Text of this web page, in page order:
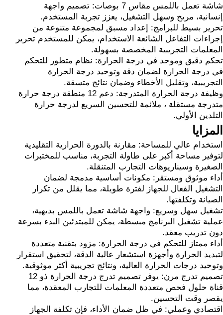
شاشة تعمل باللمس مقاس 7 بوصات: تصميم واجهة
إنسانية، مريح وسهل التشغيل، يعزز تجربة المستخدم.
تحرير بسيط للبرامج: إعداد مسبق لمجموعة متنوعة من
إجراءات التفاعل الشائعة الاستخدام، يمكن للمستخدم تحرير
المعلمات التجريبية المخصصة بسهولة.
تحكم دقيق وموحد في درجة الحرارة: نظام متطور للتحكم
في درجة الحرارة لضمان دقة وتوحيد درجة الحرارة
التجريبية، وتقليل الأخطاء وضمان نتائج متسقة.
وظيفة درجة الحرارة المتدرجة: دعم 12 منطقة درجة حرارة
متدرجة مستقلة ، ملائمة للتحسين السريع لدرجة حرارة
التلدين الأولي.
المزايا
استخدام عالي للمساحة: مقارنة بالدورة الحرارية التقليدية
لتوفير مساحة أكبر على طاولة التجربة، مناسب للمختبرات
الصغيرة وسيناريوهات التجارب المتنقلة.
أداء موثوق ومستقر: مكونات أساسية مدمجة لضمان
التشغيل الفعال للجهاز لفترة طويلة، مما يقلل من تكرار
الصيانة وتكلفتها.
تشغيل سهل وسريع: واجهة شاشة تعمل باللمس بديهية،
عملية تشغيل البرنامج مبسطة، يمكن للمبتدئين البدء بسرعة
دون تدريب معقد.
أداء ممتاز للتحكم في درجة الحرارة: مزود بتقنية متعددة
لتبديد الحرارة وأجهزة استشعار عالية الدقة، لتحقيق استقرار
وتوحيد درجات الحرارة العالية، ونتائج تجريبية أكثر موثوقية.
تصميم تدرج مرن: يوفر تصميم تدرج درجة الحرارة ذو 12
قناة حلول فحص متعددة المعلمات للتجارب المعقدة، مما
يقصر وقت التحسين.
اقتصادي وعملي: في ظل ضمان الأداء، فإن تكلفة الجهاز